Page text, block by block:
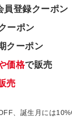
員登録クーポン
ーポン
クーポン
価格で販売
売
、誕生月には